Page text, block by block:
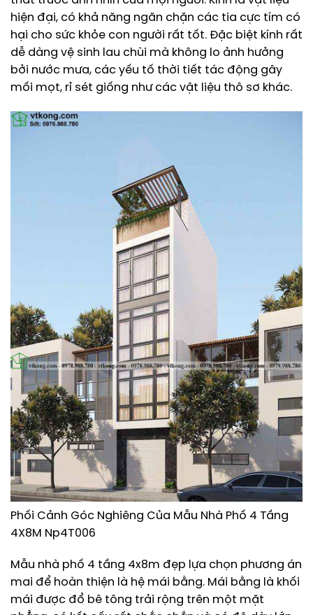
hiện đại, có khả năng ngăn chặn các tia cực tím có
hại cho sức khỏe con người rất tốt. Đặc biệt kính rất
dễ dàng vệ sinh lau chùi mà không lo ảnh hưởng
bởi nước mưa, các yếu tố thời tiết tác động gây
mối mọt, rỉ sét giống như các vật liệu thô sơ khác.
Phối Cảnh Góc Nghiêng Của Mẫu Nhà Phố 4 Tầng
4X8M Np4T006
Mẫu nhà phố 4 tầng 4x8m đẹp lựa chọn phương án
mai để hoàn thiện là hệ mái bằng. Mái bằng là khối
mái được đổ bê tông trải rộng trên một mặt